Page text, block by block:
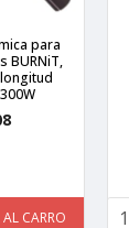
para
BURNiT,
CARRO